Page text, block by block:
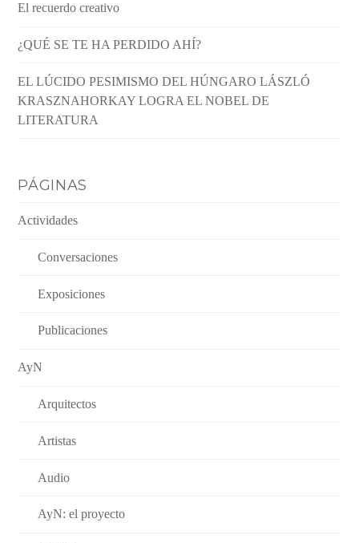
El recuerdo creativo
¿QUÉ SE TE HA PERDIDO AHÍ?
EL LÚCIDO PESIMISMO DEL HÚNGARO LÁSZLÓ
KRASZNAHORKAY LOGRA EL NOBEL DE
LITERATURA
PÁGINAS
Actividades
Conversaciones
Exposiciones
Publicaciones
AyN
Arquitectos
Artistas
Audio
AyN: el proyecto